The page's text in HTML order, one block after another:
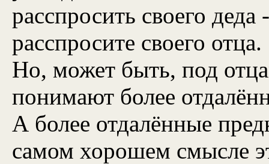
расспросить своего
расспросите своего отца.
Но, может быть, под
понимают более
А более отдалённые
самом хорошем смысле